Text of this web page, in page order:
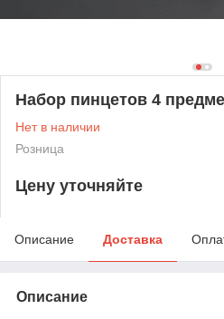
Набор пинцетов 4
Нет в наличии
Розница
Цену уточняйте
Описание Доставка
Описание